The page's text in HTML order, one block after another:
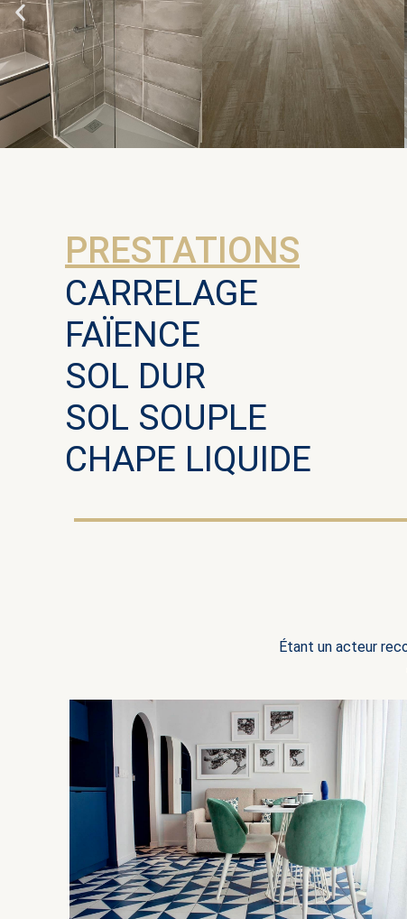
PRESTATIONS
CARRELAGE
FAÏENCE
SOL DUR
SOL SOUPLE
CHAPE LIQUIDE
Étant un acteur